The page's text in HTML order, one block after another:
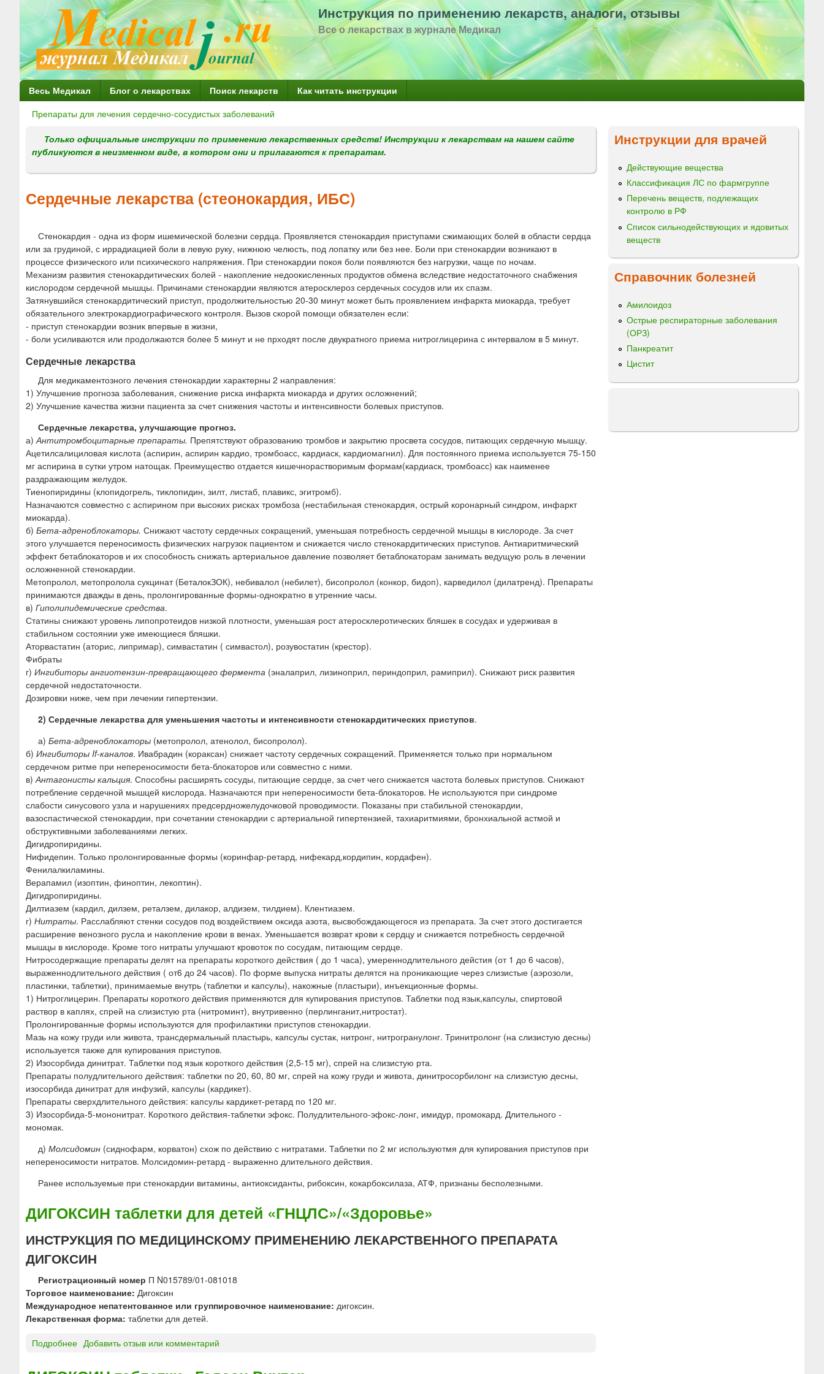
Перейти
к
содержанию
Инструкция по применению лекарств, аналоги, отзывы
Все о лекарствах в журнале Медикал
Г
л
в
н
е
е
н
ю
Весь Медикал Блог о лекарствах Поиск лекарств Как читать инструкции
Вы
здесь
Препараты для лечения сердечно-сосудистых заболеваний
Только официальные инструкции по применению лекарственных средств! Инструкции к лекарствам на нашем сайте
публикуются в неизменном виде, в котором они и прилагаются к препаратам.
Сердечные лекарства (стеонокардия, ИБС)
Стенокардия - одна из форм ишемической болезни сердца. Проявляется стенокардия приступами сжимающих болей в области сердца
или за грудиной, с иррадиацией боли в левую руку, нижнюю челюсть, под лопатку или без нее. Боли при стенокардии возникают в
процессе физического или психического напряжения. При стенокардии покоя боли появляются без нагрузки, чаще по ночам.
Механизм развития стенокардитических болей - накопление недоокисленных продуктов обмена вследствие недостаточного снабжения
кислородом сердечной мышцы. Причинами стенокардии являются атеросклероз сердечных сосудов или их спазм.
Затянувшийся стенокардитический приступ, продолжительностью 20-30 минут может быть проявлением инфаркта миокарда, требует
обязательного электрокардиографического контроля. Вызов скорой помощи обязателен если:
- приступ стенокардии возник впервые в жизни,
- боли усиливаются или продолжаются более 5 минут и не прходят после двукратного приема нитроглицерина с интервалом в 5 минут.
Сердечные лекарства
Для медикаментозного лечения стенокардии характерны 2 направления:
1) Улучшение прогноза заболевания, снижение риска инфаркта миокарда и других осложнений;
2) Улучшение качества жизни пациента за счет снижения частоты и интенсивности болевых приступов.
Сердечные лекарства, улучшающие прогноз.
а)Антитромбоцитарные препараты. Препятствуют образованию тромбов и закрытию просвета сосудов, питающих сердечную мышцу.
Ацетилсалициловая кислота (аспирин, аспирин кардио, тромбоасс, кардиаск, кардиомагнил). Для постоянного приема используется 75-150
мг аспирина в сутки утром натощак. Преимущество отдается кишечнорастворимым формам(кардиаск, тромбоасс) как наименее
раздражающим желудок.
Тиенопиридины (клопидогрель, тиклопидин, зилт, листаб, плавикс, эгитромб).
Назначаются совместно с аспирином при высоких рисках тромбоза (нестабильная стенокардия, острый коронарный синдром, инфаркт
миокарда).
б) Бета-адреноблокаторы. Снижают частоту сердечных сокращений, уменьшая потребность сердечной мышцы в кислороде. За счет
этого улучшается переносимость физических нагрузок пациентом и снижается число стенокардитических приступов. Антиаритмический
эффект бетаблокаторов и их способность снижать артериальное давление позволяет бетаблокаторам занимать ведущую роль в лечении
осложненной стенокардии.
Метопролол, метопролола сукцинат (БеталокЗОК), небивалол (небилет), бисопролол (конкор, бидоп), карведилол (дилатренд). Препараты
принимаются дважды в день, пролонгированные формы-однократно в утренние часы.
в) Гиполипидемические средства.
Статины снижают уровень липопротеидов низкой плотности, уменьшая рост атеросклеротических бляшек в сосудах и удерживая в
стабильном состоянии уже имеющиеся бляшки.
Аторвастатин (аторис, липримар), симвастатин ( симвастол), розувостатин (крестор).
Фибраты
г) Ингибиторы ангиотензин-превращающего фермента (эналаприл, лизиноприл, периндоприл, рамиприл). Снижают риск развития
сердечной недостаточности.
Дозировки ниже, чем при лечении гипертензии.
2) Сердечные лекарства для уменьшения частоты и интенсивности стенокардитических приступов.
а) Бета-адреноблокаторы (метопролол, атенолол, бисопролол).
б) Ингибиторы If-каналов. Ивабрадин (кораксан) снижает частоту сердечных сокращений. Применяется только при нормальном
сердечном ритме при непереносимости бета-блокаторов или совместно с ними.
в)Антагонисты кальция. Способны расширять сосуды, питающие сердце, за счет чего снижается частота болевых приступов. Снижают
потребление сердечной мышцей кислорода. Назначаются при непереносимости бета-блокаторов. Не используются при синдроме
слабости синусового узла и нарушениях предсердножелудочковой проводимости. Показаны при стабильной стенокардии,
вазоспастической стенокардии, при сочетании стенокардии с артериальной гипертензией, тахиаритмиями, бронхиальной астмой и
обструктивными заболеваниями легких.
Дигидропиридины.
Нифидепин. Только пролонгированные формы (коринфар-ретард, нифекард,кордипин, кордафен).
Фенилалкиламины.
Верапамил (изоптин, финоптин, лекоптин).
Дигидропиридины.
Дилтиазем (кардил, дилзем, реталзем, дилакор, алдизем, тилдием). Клентиазем.
г) Нитраты. Расслабляют стенки сосудов под воздействием оксида азота, высвобождающегося из препарата. За счет этого достигается
расширение венозного русла и накопление крови в венах. Уменьшается возврат крови к сердцу и снижается потребность сердечной
мышцы в кислороде. Кроме того нитраты улучшают кровоток по сосудам, питающим сердце.
Нитросодержащие препараты делят на препараты короткого действия ( до 1 часа), умереннодлительного дейстия (от 1 до 6 часов),
выраженнодлительного действия ( от6 до 24 часов). По форме выпуска нитраты делятся на проникающие через слизистые (аэрозоли,
пластинки, таблетки), принимаемые внутрь (таблетки и капсулы), накожные (пластыри), инъекционные формы.
1) Нитроглицерин. Препараты короткого действия применяются для купирования приступов. Таблетки под язык,капсулы, спиртовой
раствор в каплях, спрей на слизистую рта (нитроминт), внутривенно (перлинганит,нитростат).
Пролонгированные формы используются для профилактики приступов стенокардии.
Мазь на кожу груди или живота, трансдермальный пластырь, капсулы сустак, нитронг, нитрогранулонг. Тринитролонг (на слизистую десны)
используется также для купирования приступов.
2) Изосорбида динитрат. Таблетки под язык короткого действия (2,5-15 мг), спрей на слизистую рта.
Препараты полудлительного действия: таблетки по 20, 60, 80 мг, спрей на кожу груди и живота, динитросорбилонг на слизистую десны,
изосорбида динитрат для инфузий, капсулы (кардикет).
Препараты сверхдлительного действия: капсулы кардикет-ретард по 120 мг.
3) Изосорбида-5-мононитрат. Короткого действия-таблетки эфокс. Полудлительного-эфокс-лонг, имидур, промокард. Длительного -
мономак.
д) Молсидомин (сиднофарм, корватон) схож по действию с нитратами. Таблетки по 2 мг используютмя для купирования приступов при
непереносимости нитратов. Молсидомин-ретард - выраженно длительного действия.
Ранее используемые при стенокардии витамины, антиоксиданты, рибоксин, кокарбоксилаза, АТФ, признаны бесполезными.
ДИГОКСИН таблетки для детей «ГНЦЛС»/«Здоровье»
ИНСТРУКЦИЯ ПО МЕДИЦИНСКОМУ ПРИМЕНЕНИЮ ЛЕКАРСТВЕННОГО ПРЕПАРАТА
ДИГОКСИН
Регистрационный номер П N015789/01-081018
Торговое наименование: Дигоксин
Международное непатентованное или группировочное наименование: дигоксин.
Лекарственная форма: таблетки для детей.
Подробнее Добавить отзыв или комментарий
Инструкции для врачей
Действующие вещества
Классификация ЛС по фармгруппе
Перечень веществ, подлежащих
контролю в РФ
Список сильнодействующих и ядовитых
веществ
Справочник болезней
Амилоидоз
Острые респираторные заболевания
(ОРЗ)
Панкреатит
Цистит